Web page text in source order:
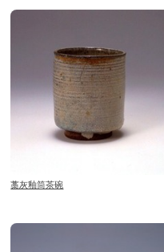
藁灰釉筒茶碗